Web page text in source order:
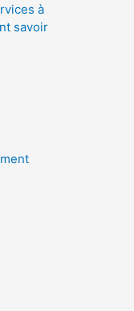
à
savoir